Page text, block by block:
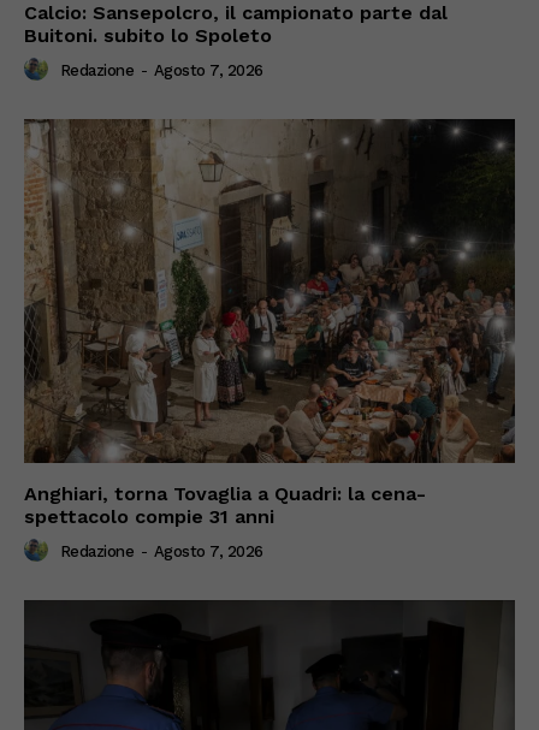
Calcio: Sansepolcro, il campionato parte dal
Buitoni. subito lo Spoleto
Redazione - Agosto 7, 2026
Anghiari, torna Tovaglia a Quadri: la cena-
spettacolo compie 31 anni
Redazione - Agosto 7, 2026